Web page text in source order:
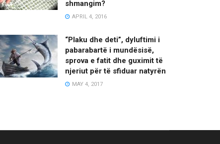
shmangim?
APRIL 4, 2016
“Plaku dhe deti”, dyluftimi i
pabarabartë i mundësisë,
sprova e fatit dhe guximit të
njeriut për të sfiduar natyrën
MAY 4, 2017